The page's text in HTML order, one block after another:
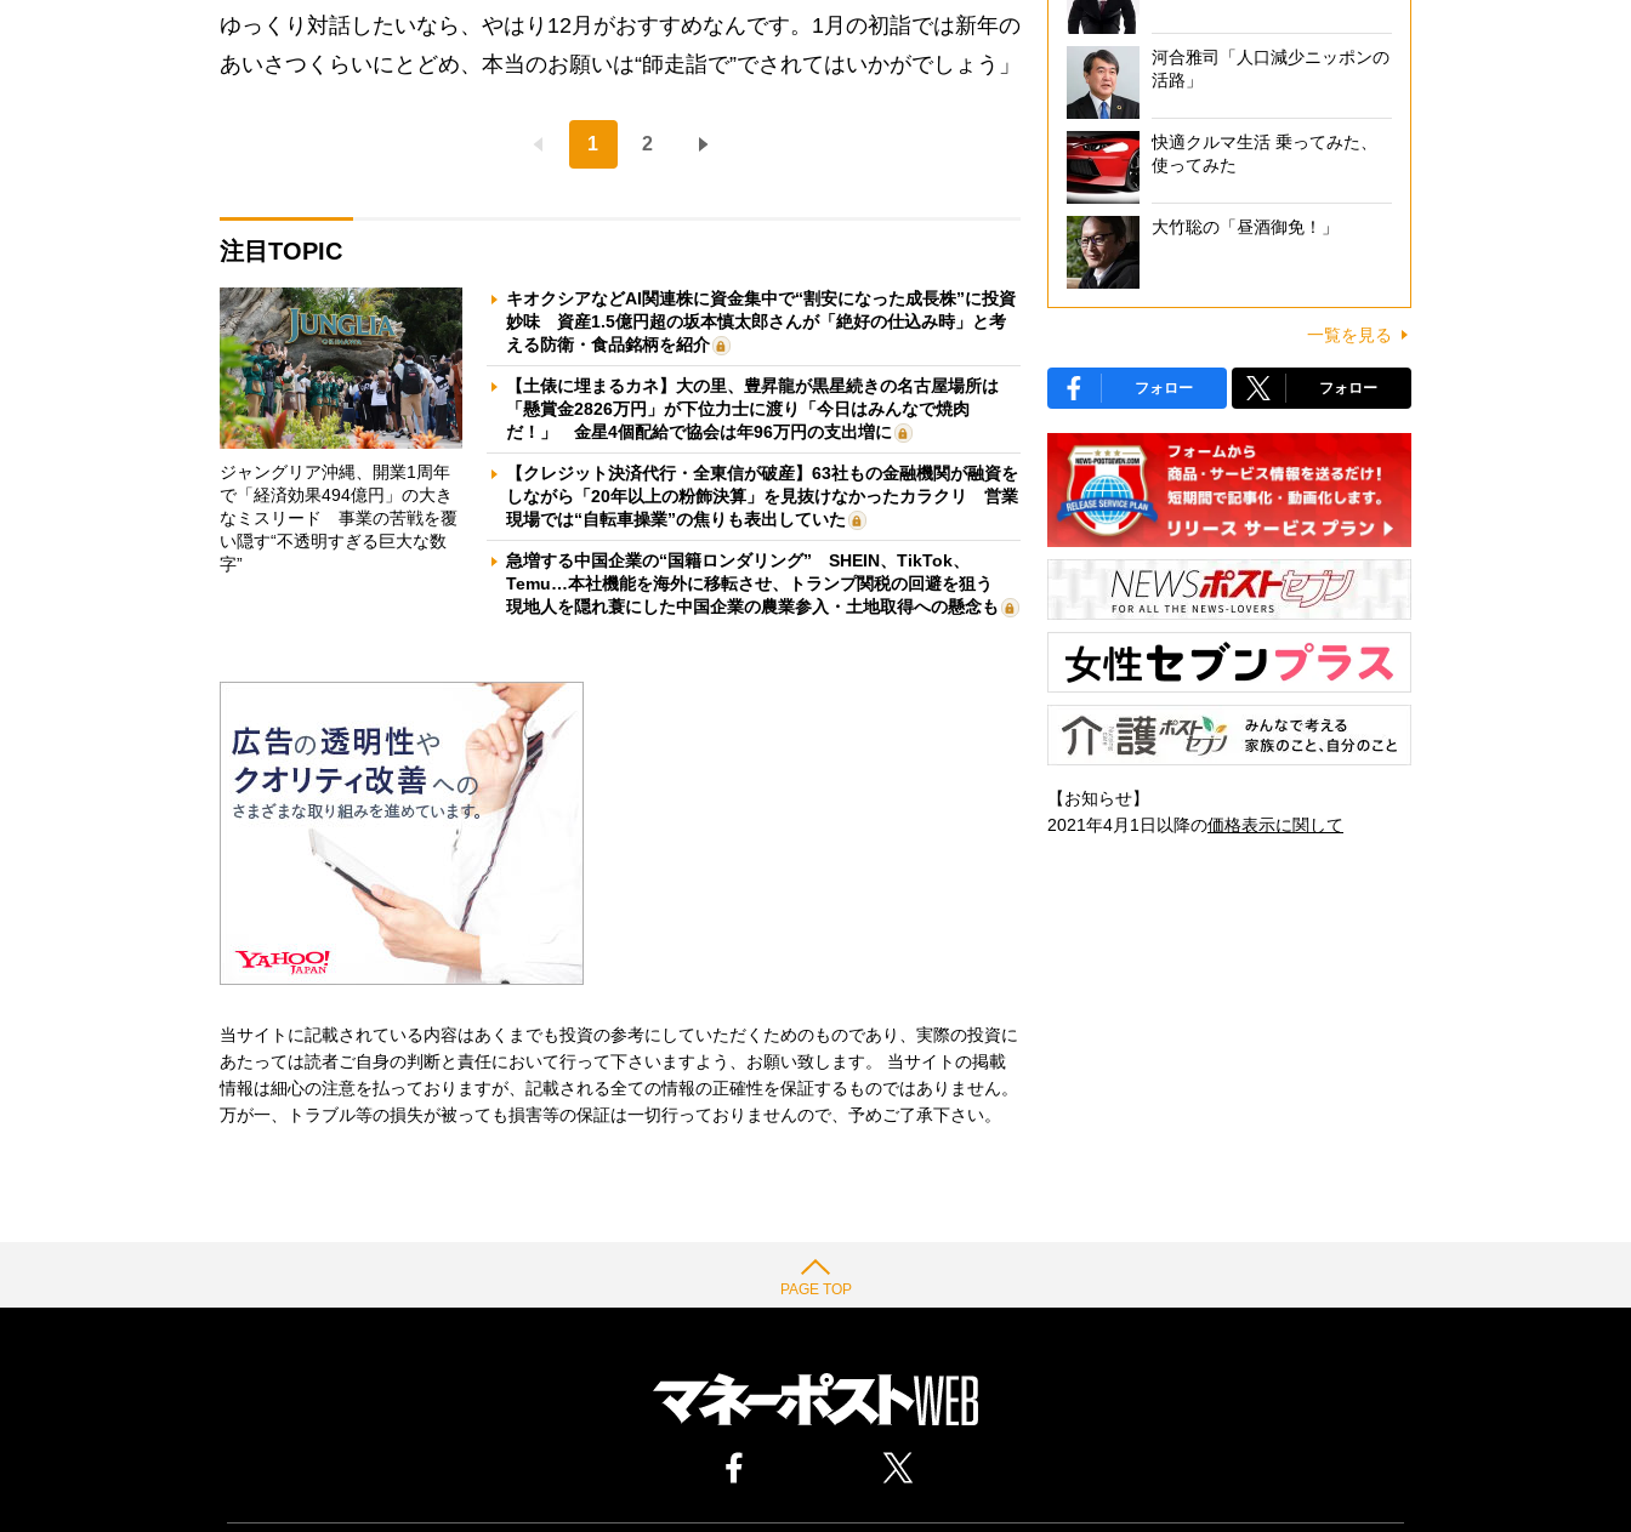
ゆっくり対話したいなら、やはり12月がおすすめなんです。1月の初詣では新年の
あいさつくらいにとどめ、本当のお願いは“師走詣で”でされてはいかがでしょう」
1 2
注目TOPIC
ジャングリア沖縄、開業1周年
で「経済効果494億円」の大き
なミスリード 事業の苦戦を覆
い隠す“不透明すぎる巨大な数
字”
キオクシアなどAI関連株に資金集中で“割安になった成長株”に投資
妙味 資産1.5億円超の坂本慎太郎さんが「絶好の仕込み時」と考
える防衛・食品銘柄を紹介
【土俵に埋まるカネ】大の里、豊昇龍が黒星続きの名古屋場所は
「懸賞金2826万円」が下位力士に渡り「今日はみんなで焼肉
だ！」 金星4個配給で協会は年96万円の支出増に
【クレジット決済代行・全東信が破産】63社もの金融機関が融資を
しながら「20年以上の粉飾決算」を見抜けなかったカラクリ 営業
現場では“自転車操業”の焦りも表出していた
急増する中国企業の“国籍ロンダリング” SHEIN、TikTok、
Temu…本社機能を海外に移転させ、トランプ関税の回避を狙う
現地人を隠れ蓑にした中国企業の農業参入・土地取得への懸念も
当サイトに記載されている内容はあくまでも投資の参考にしていただくためのものであり、実際の投資に
あたっては読者ご自身の判断と責任において行って下さいますよう、お願い致します。 当サイトの掲載
情報は細心の注意を払っておりますが、記載される全ての情報の正確性を保証するものではありません。
万が一、トラブル等の損失が被っても損害等の保証は一切行っておりませんので、予めご了承下さい。
河合雅司「人口減少ニッポンの
活路」
快適クルマ生活 乗ってみた、
使ってみた
大竹聡の「昼酒御免！」
一覧を見る
フォロー フォロー
【お知らせ】
2021年4月1日以降の価格表示に関して
PAGE TOP